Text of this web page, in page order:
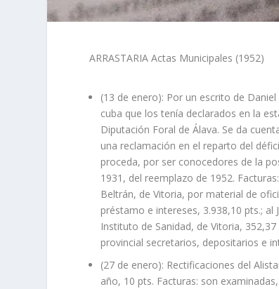
ARRASTARIA Actas Municipales (1952)
(13 de enero): Por un escrito de
cuba que los tenía declarados en la
Diputación Foral de Álava. Se da
una reclamación en el reparto del
proceda, por ser conocedores de la
1931, del reemplazo de 1952.
Beltrán, de Vitoria, por material de
préstamo e intereses, 3.938,10 pts.; al
Instituto de Sanidad, de Vitoria,
provincial secretarios, depositarios e
(27 de enero): Rectificaciones del
año, 10 pts. Facturas: son